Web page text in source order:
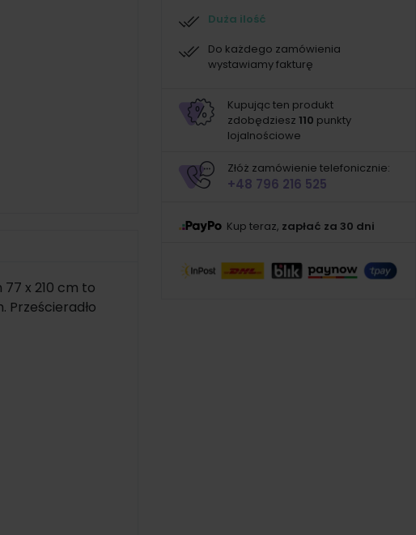
Duża ilość
Do każdego zamówienia
wystawiamy fakturę
Kupując ten produkt
zdobędziesz 110 punkty
lojalnościowe
Złóż zamówienie telefonicznie:
+48 796 216 525
Kup teraz, zapłać za 30 dni
x 210 cm to